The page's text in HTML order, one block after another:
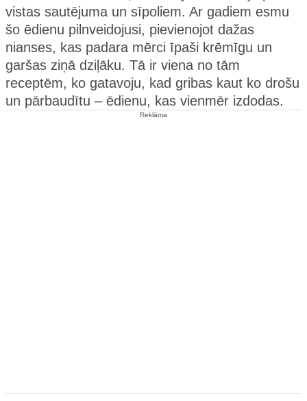
vistas sautējuma un sīpoliem. Ar gadiem esmu
šo ēdienu pilnveidojusi, pievienojot dažas
nianses, kas padara mērci īpaši krēmīgu un
garšas ziņā dziļāku. Tā ir viena no tām
receptēm, ko gatavoju, kad gribas kaut ko drošu
un pārbaudītu – ēdienu, kas vienmēr izdodas.
Reklāma